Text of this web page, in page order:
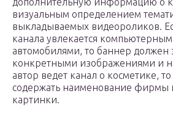
визуальным определением
выкладываемых видеороликов.
канала увлекается
автомобилями, то баннер должен
конкретными изображениями и
автор ведет канал о косметике,
содержать наименование фирмы
картинки.